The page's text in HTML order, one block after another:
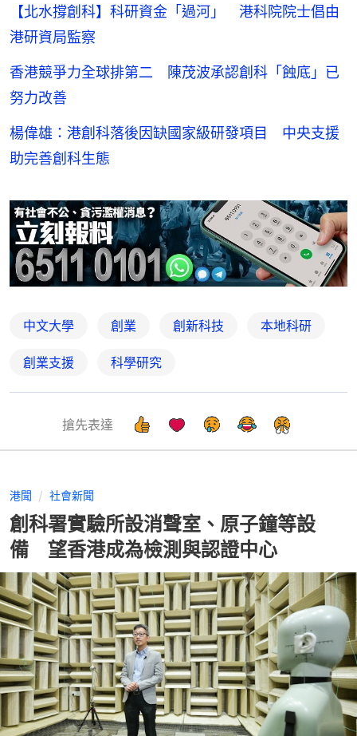
【北水撐創科】科研資金「過河」 港科院院士倡由
港研資局監察
香港競爭力全球排第二 陳茂波承認創科「蝕底」已
努力改善
楊偉雄：港創科落後因缺國家級研發項目 中央支援
助完善創科生態
中文大學 創業 創新科技 本地科研
創業支援 科學研究
搶先表達
港聞 社會新聞
創科署實驗所設消聲室、原子鐘等設
備 望香港成為檢測與認證中心